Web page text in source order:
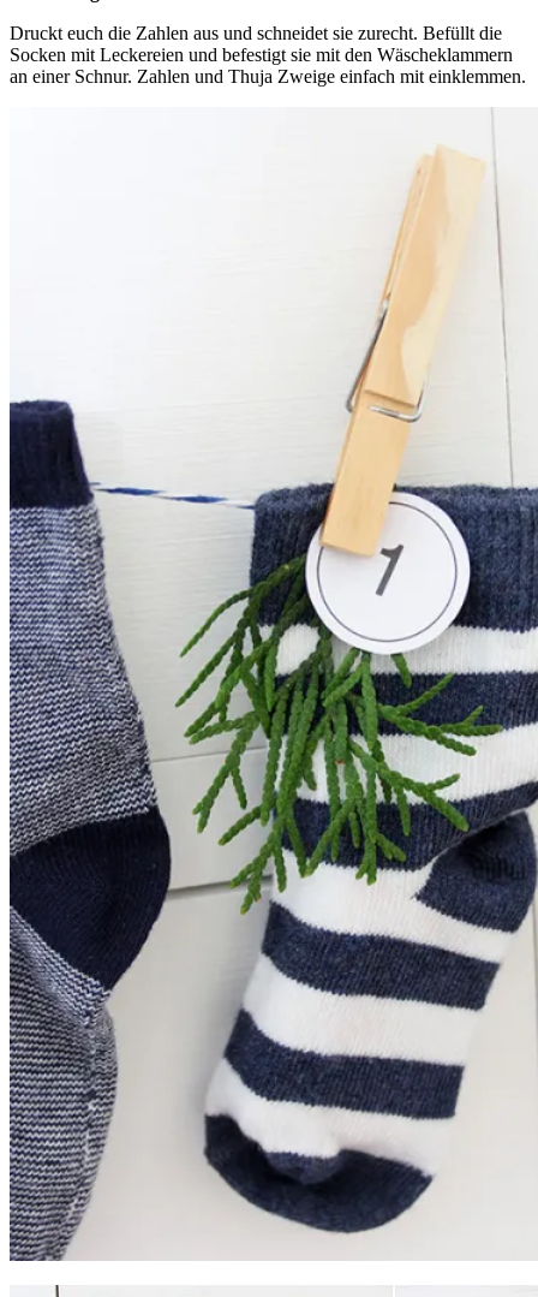
Druckt euch die Zahlen aus und schneidet sie zurecht. Befüllt die
Socken mit Leckereien und befestigt sie mit den Wäscheklammern
an einer Schnur. Zahlen und Thuja Zweige einfach mit einklemmen.